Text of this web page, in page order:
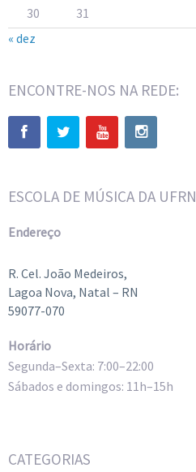
30
31
« dez
ENCONTRE-NOS NA REDE:
ESCOLA DE MÚSICA DA UFRN
Endereço
R. Cel. João Medeiros,
Lagoa Nova, Natal – RN
59077-070
Horário
Segunda–Sexta: 7:00–22:00
Sábados e domingos: 11h–15h
CATEGORIAS